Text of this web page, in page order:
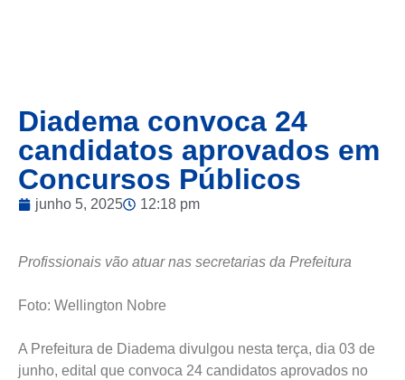
Diadema convoca 24
candidatos aprovados em
Concursos Públicos
junho 5, 2025 12:18 pm
Profissionais vão atuar nas secretarias da Prefeitura
Foto: Wellington Nobre
A Prefeitura de Diadema divulgou nesta terça, dia 03 de
junho, edital que convoca 24 candidatos aprovados no